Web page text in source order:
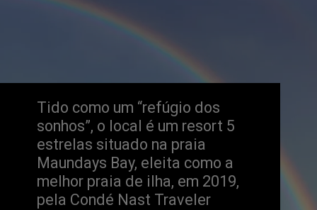
Tido como um “refúgio dos
sonhos”, o local é um resort 5
estrelas situado na praia
Maundays Bay, eleita como a
melhor praia de ilha, em 2019,
pela Condé Nast Traveler